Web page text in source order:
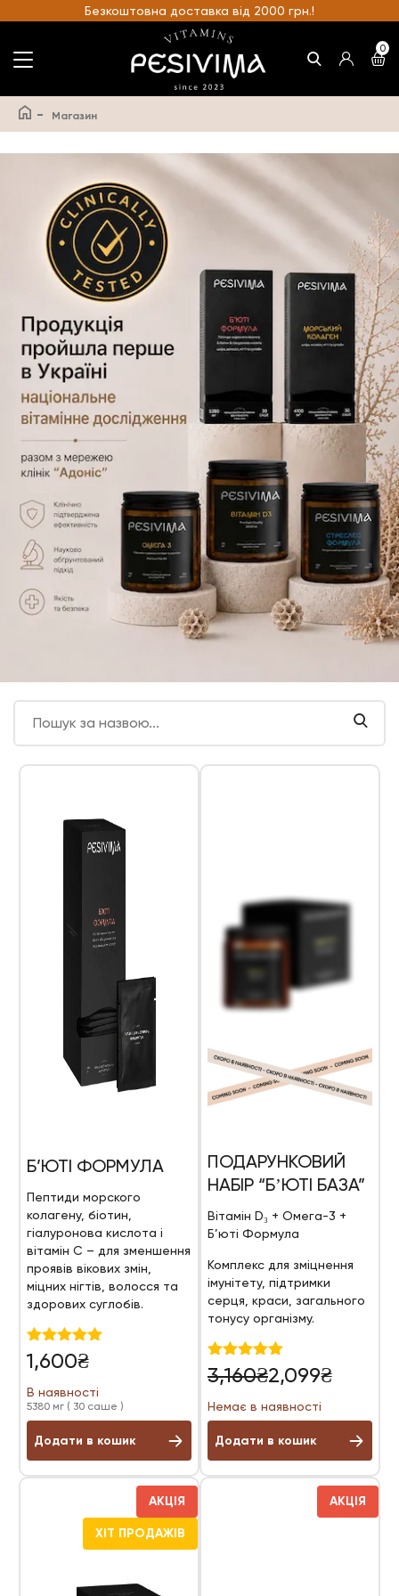
Безкоштовна доставка від 2000 грн.!
0
- Магазин
Б’ЮТІ ФОРМУЛА
Пептиди морского
колагену, біотин,
гіалуронова кислота і
вітамін С – для зменшення
проявів вікових змін,
міцних нігтів, волосся та
здорових суглобів.
Оцінено в
4.97
1,600₴
В наявності
5380 мг ( 30 саше )
Додати в кошик
ПОДАРУНКОВИЙ
НАБІР “БʼЮТІ БАЗА”
Вітамін D₃ + Омега-3 +
Б’юті Формула
Комплекс для зміцнення
імунітету, підтримки
серця, краси, загального
тонусу організму.
Оцінено в
5.00
3,160₴
Оригінальна
3,160₴.
2,099₴
Поточна
2,099₴.
Немає в наявності
Додати в кошик
АКЦІЯ
ХІТ ПРОДАЖІВ
АКЦІЯ